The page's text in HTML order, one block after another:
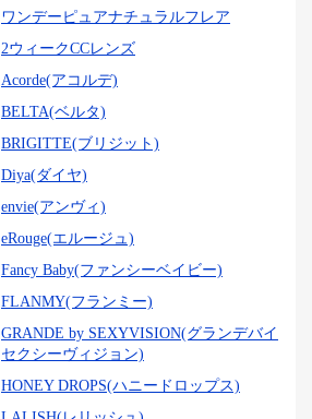
ワンデーピュアナチュラルフレア
2ウィークCCレンズ
Acorde(アコルデ)
BELTA(ベルタ)
BRIGITTE(ブリジット)
Diya(ダイヤ)
envie(アンヴィ)
eRouge(エルージュ)
Fancy Baby(ファンシーベイビー)
FLANMY(フランミー)
GRANDE by SEXYVISION(グランデバイ
セクシーヴィジョン)
HONEY DROPS(ハニードロップス)